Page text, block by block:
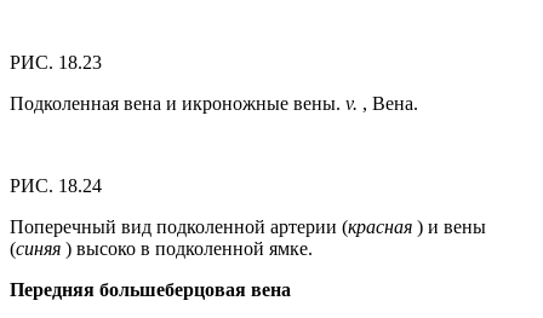
РИС. 18.23
Подколенная вена и икроножные вены. v. , Вена.
РИС. 18.24
Поперечный вид подколенной артерии (красная ) и вены
(синяя ) высоко в подколенной ямке.
Передняя большеберцовая вена